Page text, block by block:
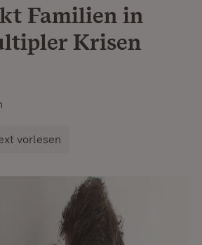
Familien in
Krisen
vorlesen